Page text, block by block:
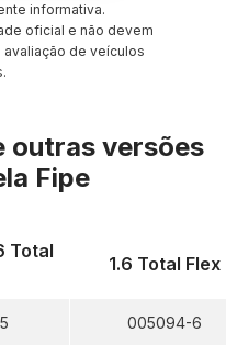
informativa.
oficial e não devem
de veículos
outras versões
Fipe
Total
1.6 Total Flex
005094-6